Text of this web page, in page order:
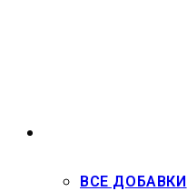
ВСЕ ДОБАВКИ